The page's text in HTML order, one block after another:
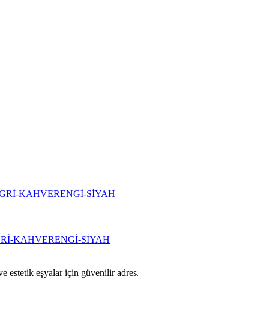
KAHVERENGİ-SİYAH
KAHVERENGİ-SİYAH
estetik eşyalar için güvenilir adres.